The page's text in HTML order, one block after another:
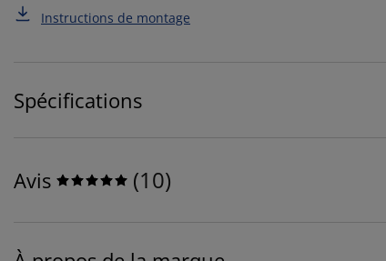
Instructions de montage
Spécifications
Avis (10)